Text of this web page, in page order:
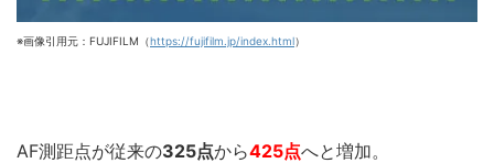
※画像引用元：FUJIFILM（https://fujifilm.jp/index.html）
AF測距点が従来の325点から425点へと増加。